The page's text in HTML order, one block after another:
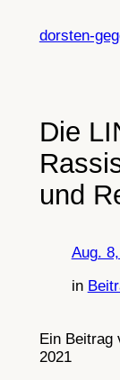
Inhaltdorsten-
Die
und
Aug.
in
Ein Beitrag
2021